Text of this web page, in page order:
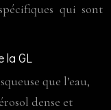
qui sont
la GL
que l’eau,
dense et